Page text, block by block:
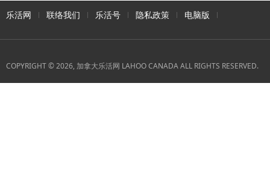
乐活网 联络我们 乐活号 隐私政策 电脑版
COPYRIGHT © 2026, 加拿大乐活网 LAHOO CANADA ALL RIGHTS RESERVED.